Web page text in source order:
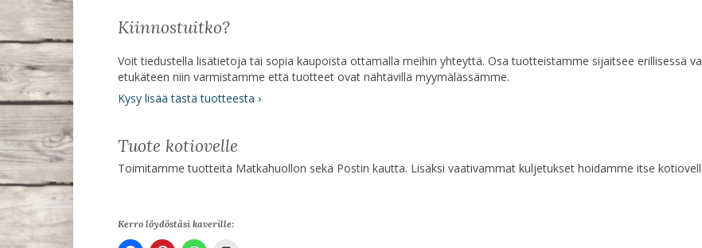
Kiinnostuitko?
Voit tiedustella lisätietoja tai sopia kaupoista ottamalla meihin yhteyttä. Osa tuotteistamme sijaitsee erillisessä
etukäteen niin varmistamme että tuotteet ovat nähtävillä myymälässämme.
Kysy lisää tästä tuotteesta ›
Tuote kotiovelle
Toimitamme tuotteita Matkahuollon sekä Postin kautta. Lisäksi vaativammat kuljetukset hoidamme itse
Kerro löydöstäsi kaverille: